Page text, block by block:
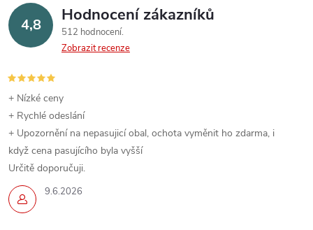
d
a
c
í
p
r
v
k
4,8 Hodnocení zákazníků
512 hodnocení
Zobrazit recenze
9.6.2026
+ Nízké ceny
+ Rychlé odeslání
+ Upozornění na nepasujicí obal, ochota vyměnit ho zdarma, i
když cena pasujícího byla vyšší
Určitě doporučuji.